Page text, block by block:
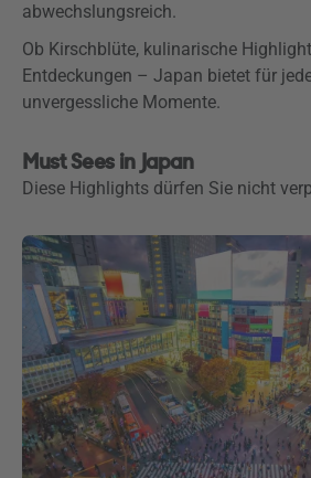
abwechslungsreich.
Ob Kirschblüte, kulinarische
Entdeckungen – Japan bietet für
unvergessliche Momente.
Must Sees in Japan
Diese Highlights dürfen Sie nicht